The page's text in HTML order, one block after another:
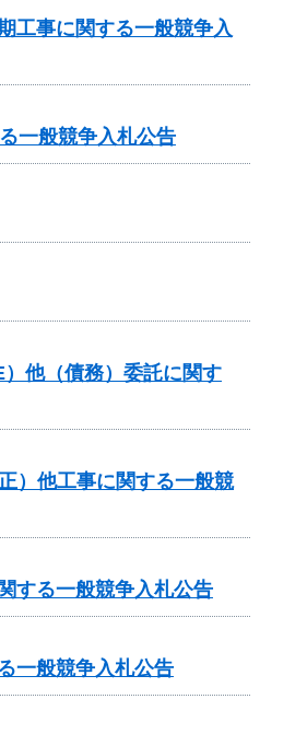
事に関する一般競争入
一般競争入札公告
他（債務）委託に関す
）他工事に関する一般競
する一般競争入札公告
一般競争入札公告